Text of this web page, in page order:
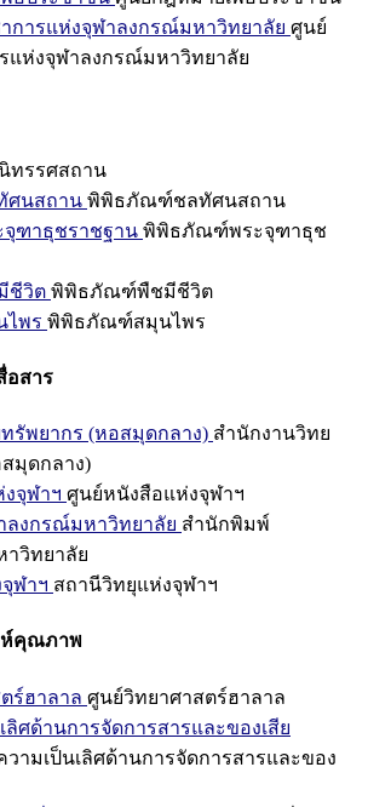
การแห่งจุฬาลงกรณ์มหาวิทยาลัย ศูนย์
แห่งจุฬาลงกรณ์มหาวิทยาลัย
นิทรรศสถาน
นสถาน พิพิธภัณฑ์ชลทัศนสถาน
ฑาธุชราชฐาน พิพิธภัณฑ์พระจุฑาธุช
ชีวิต พิพิธภัณฑ์พืชมีชีวิต
พร พิพิธภัณฑ์สมุนไพร
อสาร
รัพยากร (หอสมุดกลาง) สำนักงานวิทย
มุดกลาง)
จุฬาฯ ศูนย์หนังสือแห่งจุฬาฯ
ลงกรณ์มหาวิทยาลัย สำนักพิมพ์
วิทยาลัย
ฬาฯ สถานีวิทยุแห่งจุฬาฯ
ห์คุณภาพ
ร์ฮาลาล ศูนย์วิทยาศาสตร์ฮาลาล
ลิศด้านการจัดการสารและของเสีย
วามเป็นเลิศด้านการจัดการสารและของ